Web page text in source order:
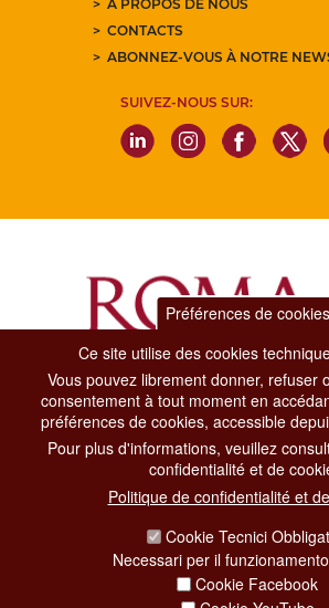
A PROPOS DE NOUS
CONTACTS
ABONNEZ-VOUS À NOTRE
SUIVEZ-NOUS SUR:
Dipartimento Grandi Eventi, Sport,
Via di San Basilio, 51
00187 Roma
CONTACT CENTER TEL.
CONTATTA LA REDAZIONE
Préférences de cookies
Ce site utilise des cookies
Vous pouvez librement donner, refuser
consentement à tout moment en
préférences de cookies, accessible
Pour plus d'informations, veuillez
confidentialité et de
Politique de confidentialité et
Cookie Tecnici
Necessari per il
Cookie Facebook